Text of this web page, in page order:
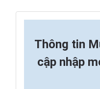
Thông tin
cập nhập